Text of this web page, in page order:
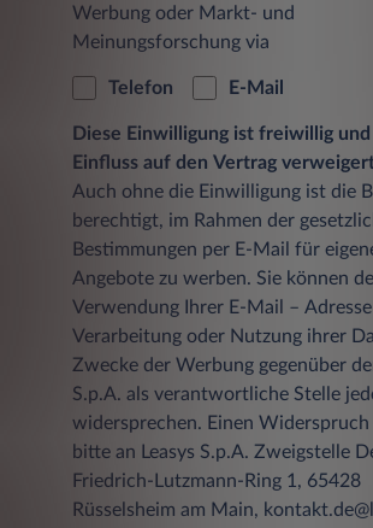
Werbung oder Markt- und
Meinungsforschung via
Telefon E-Mail
Diese Einwilligung ist freiwillig
Einfluss auf den Vertrag
Auch ohne die Einwilligung ist die
berechtigt, im Rahmen der
Bestimmungen per E-Mail für
Angebote zu werben. Sie können
Verwendung Ihrer E-Mail –
Verarbeitung oder Nutzung ihrer
Zwecke der Werbung gegenüber
S.p.A. als verantwortliche Stelle
widersprechen. Einen
bitte an Leasys S.p.A. Zweigstelle
Friedrich-Lutzmann-Ring 1, 65428
Rüsselsheim am Main,